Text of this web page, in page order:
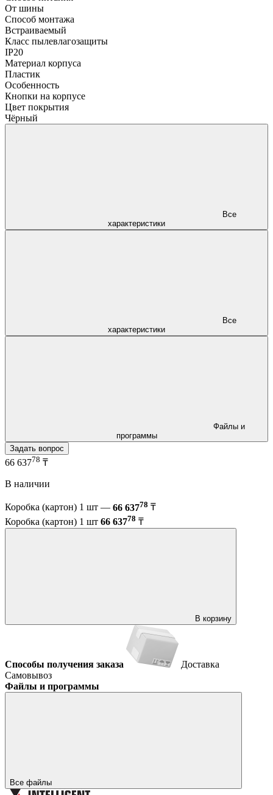
От шины
Способ монтажа
Встраиваемый
Класс пылевлагозащиты
IP20
Материал корпуса
Пластик
Особенность
Кнопки на корпусе
Цвет покрытия
Чёрный
характеристики
характеристики
программы
Задать вопрос
66 63778 ₸
В наличии
Коробка (картон) 1 шт — 66 63778 ₸
Коробка (картон) 1 шт 66 63778 ₸
В корзину
Способы получения заказа
Доставка
Самовывоз
Файлы и программы
Все файлы